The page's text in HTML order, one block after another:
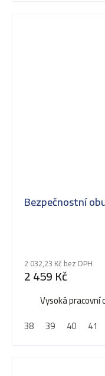
Bezpečnostní
2 032,23 Kč bez DPH
2 459 Kč
Vysoká pracovní
38
39 40 41